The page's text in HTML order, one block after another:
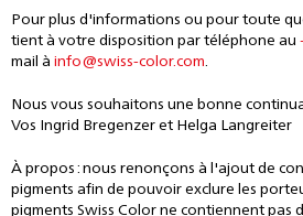
Pour plus d'informations ou pour toute
tient à votre disposition par téléphone au
mail à info@swiss-color.com.
Nous vous souhaitons une bonne
Vos Ingrid Bregenzer et Helga Langreiter
À propos : nous renonçons à l'ajout de
pigments afin de pouvoir exclure les
pigments Swiss Color ne contiennent pas